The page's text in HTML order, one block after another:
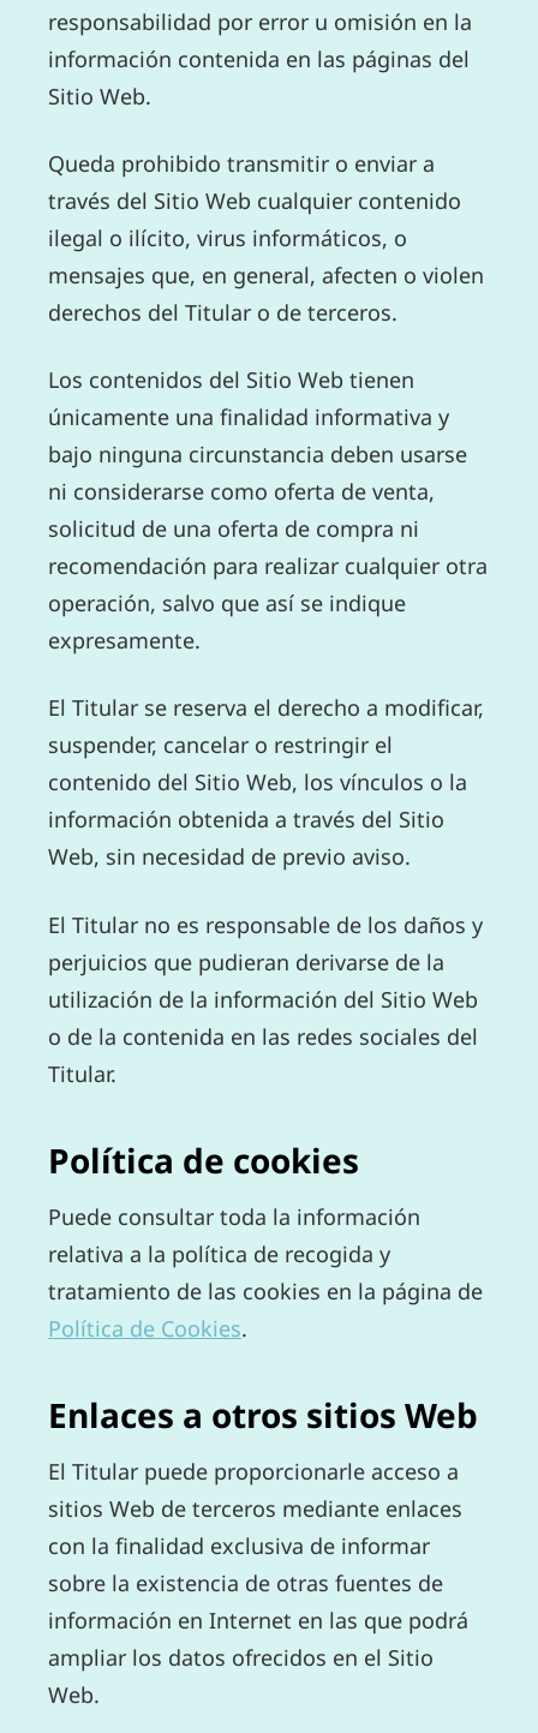
responsabilidad por error u omisión en la
información contenida en las páginas del
Sitio Web.
Queda prohibido transmitir o enviar a
través del Sitio Web cualquier contenido
ilegal o ilícito, virus informáticos, o
mensajes que, en general, afecten o violen
derechos del Titular o de terceros.
Los contenidos del Sitio Web tienen
únicamente una finalidad informativa y
bajo ninguna circunstancia deben usarse
ni considerarse como oferta de venta,
solicitud de una oferta de compra ni
recomendación para realizar cualquier otra
operación, salvo que así se indique
expresamente.
El Titular se reserva el derecho a modificar,
suspender, cancelar o restringir el
contenido del Sitio Web, los vínculos o la
información obtenida a través del Sitio
Web, sin necesidad de previo aviso.
El Titular no es responsable de los daños y
perjuicios que pudieran derivarse de la
utilización de la información del Sitio Web
o de la contenida en las redes sociales del
Titular.
Política de cookies
Puede consultar toda la información
relativa a la política de recogida y
tratamiento de las cookies en la página de
Política de Cookies.
Enlaces a otros sitios Web
El Titular puede proporcionarle acceso a
sitios Web de terceros mediante enlaces
con la finalidad exclusiva de informar
sobre la existencia de otras fuentes de
información en Internet en las que podrá
ampliar los datos ofrecidos en el Sitio
Web.